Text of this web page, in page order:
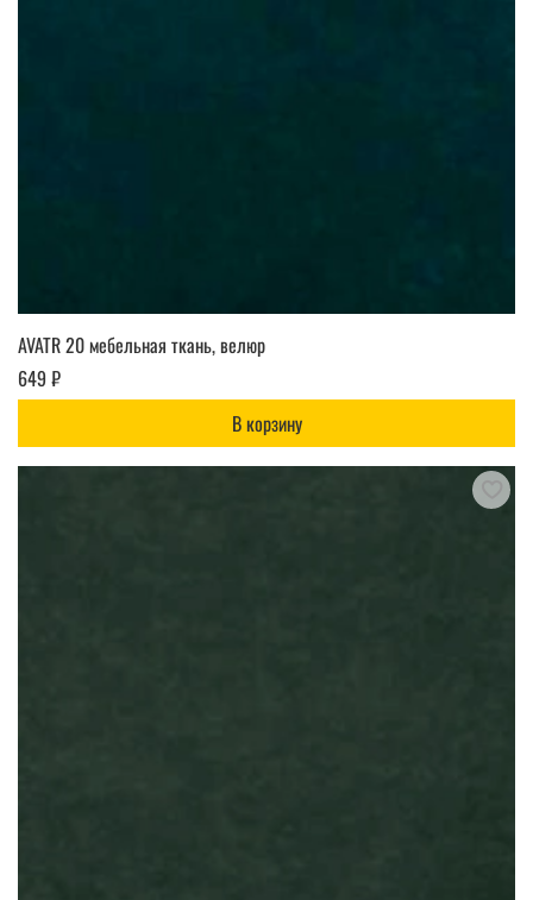
AVATR 20 мебельная ткань, велюр
649 ₽
В корзину